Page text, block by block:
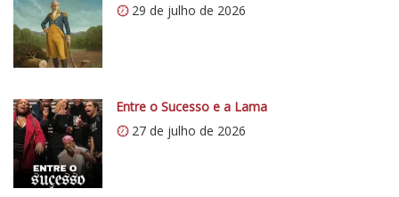
:
/
/
0
.
w
p
.
29 de julho de 2026
Entre o Sucesso e a Lama
27 de julho de 2026